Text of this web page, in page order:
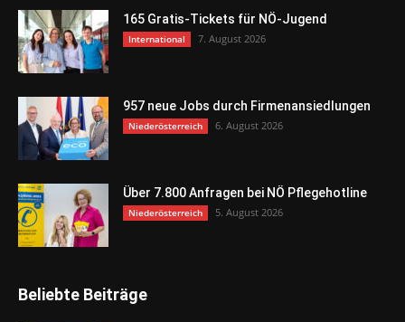
165 Gratis-Tickets für NÖ-Jugend
International 7. August 2026
957 neue Jobs durch Firmenansiedlungen
Niederösterreich 6. August 2026
Über 7.800 Anfragen bei NÖ Pflegehotline
Niederösterreich 5. August 2026
Beliebte Beiträge